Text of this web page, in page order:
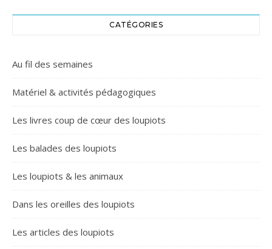
CATÉGORIES
Au fil des semaines
Matériel & activités pédagogiques
Les livres coup de cœur des loupiots
Les balades des loupiots
Les loupiots & les animaux
Dans les oreilles des loupiots
Les articles des loupiots